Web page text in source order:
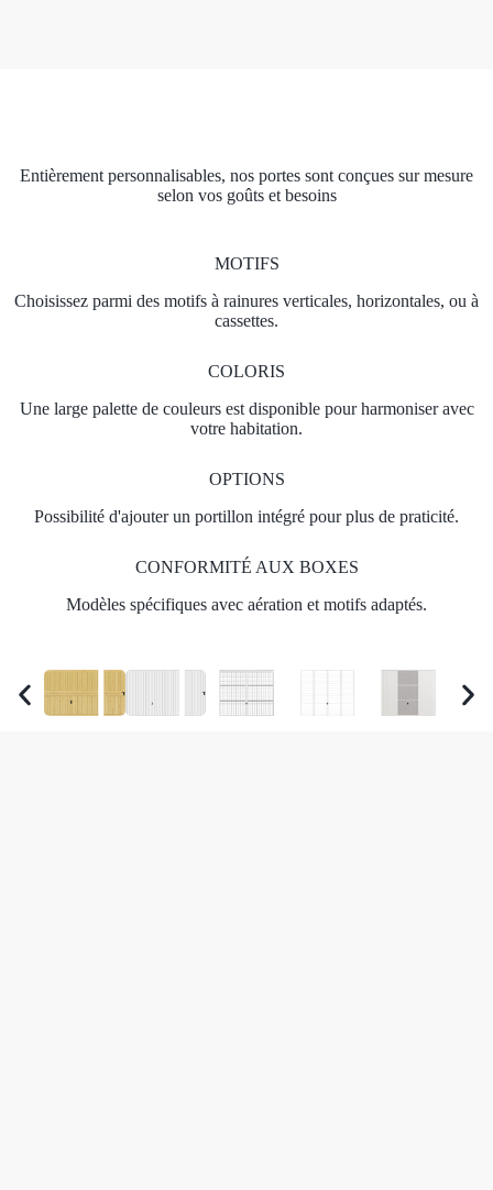
Entièrement personnalisables, nos portes sont conçues sur mesure
selon vos goûts et besoins
MOTIFS
Choisissez parmi des motifs à rainures verticales, horizontales, ou à
cassettes.
COLORIS
Une large palette de couleurs est disponible pour harmoniser avec
votre habitation.
OPTIONS
Possibilité d'ajouter un portillon intégré pour plus de praticité.
CONFORMITÉ AUX BOXES
Modèles spécifiques avec aération et motifs adaptés.